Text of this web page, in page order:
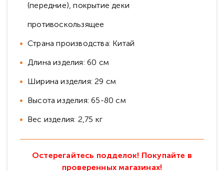
(передние), покрытие деки
противоскользящее
Страна производства: Китай
Длина изделия: 60 см
Ширина изделия: 29 см
Высота изделия: 65-80 см
Вес изделия: 2,75 кг
Остерегайтесь подделок! Покупайте в
проверенных магазинах!